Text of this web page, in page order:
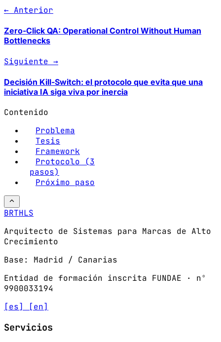
← Anterior
Zero-Click QA: Operational Control Without Human
Bottlenecks
Siguiente →
Decisión Kill-Switch: el protocolo que evita que una
iniciativa IA siga viva por inercia
Contenido
Problema
Tesis
Framework
Protocolo (3
pasos)
Próximo paso
BRTHLS
Arquitecto de Sistemas para Marcas de Alto
Crecimiento
Base: Madrid / Canarias
Entidad de formación inscrita FUNDAE · nº
9900033194
[es]
[en]
Servicios